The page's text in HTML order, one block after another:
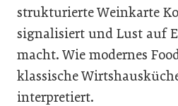
strukturierte Weinkarte
signalisiert und Lust auf
macht. Wie modernes
klassische
interpretiert.